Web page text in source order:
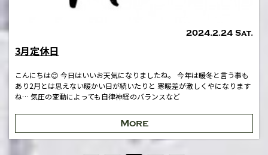
2024.2.24 Sat.
3月定休日
こんにちは😊 今日はいいお天気になりましたね。 今年は暖冬と言う事も
あり2月とは思えない暖かい日が続いたりと 寒暖差が激しくやになります
ね… 気圧の変動によっても自律神経のバランスなど
More